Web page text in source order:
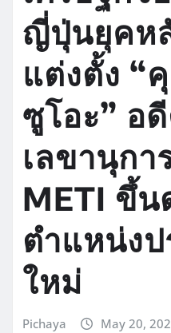
ญี่ปุ่นยุคห
แต่งตั้ง “
ซูโอะ” อ
เลขานุกา
METI ขึ้น
ตำแหน่ง
ใหม่
Pichaya May 20,